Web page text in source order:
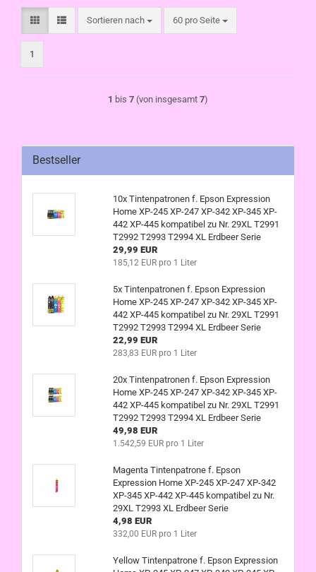
Sortieren nach
Sortieren nach 60 pro Seite
pro Seite
1
1 bis 7 (von insgesamt 7)
Bestseller
10x Tintenpatronen f. Epson Expression
Home XP-245 XP-247 XP-342 XP-345 XP-
442 XP-445 kompatibel zu Nr. 29XL T2991
T2992 T2993 T2994 XL Erdbeer Serie
29,99 EUR
185,12 EUR pro 1 Liter
5x Tintenpatronen f. Epson Expression
Home XP-245 XP-247 XP-342 XP-345 XP-
442 XP-445 kompatibel zu Nr. 29XL T2991
T2992 T2993 T2994 XL Erdbeer Serie
22,99 EUR
283,83 EUR pro 1 Liter
20x Tintenpatronen f. Epson Expression
Home XP-245 XP-247 XP-342 XP-345 XP-
442 XP-445 kompatibel zu Nr. 29XL T2991
T2992 T2993 T2994 XL Erdbeer Serie
49,98 EUR
1.542,59 EUR pro 1 Liter
Magenta Tintenpatrone f. Epson
Expression Home XP-245 XP-247 XP-342
XP-345 XP-442 XP-445 kompatibel zu Nr.
29XL T2993 XL Erdbeer Serie
4,98 EUR
332,00 EUR pro 1 Liter
Yellow Tintenpatrone f. Epson Expression